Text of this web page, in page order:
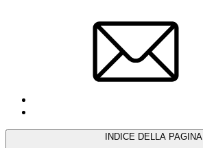
INDICE DELLA PAGINA